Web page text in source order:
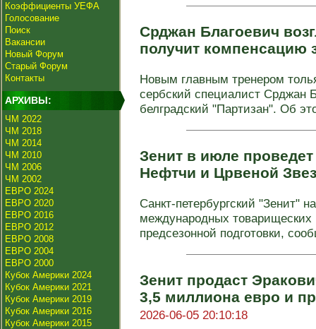
Коэффициенты УЕФА
Голосование
Поиск
Вакансии
Новый Форум
Старый Форум
Контакты
АРХИВЫ:
ЧМ 2022
ЧМ 2018
ЧМ 2014
ЧМ 2010
ЧМ 2006
ЧМ 2002
ЕВРО 2024
ЕВРО 2020
ЕВРО 2016
ЕВРО 2012
ЕВРО 2008
ЕВРО 2004
ЕВРО 2000
Кубок Америки 2024
Кубок Америки 2021
Кубок Америки 2019
Кубок Америки 2016
Кубок Америки 2015
Срджан Благоевич
получит компенсацию
Новым главным тренером
сербский специалист Срджан
белградский "Партизан". Об
Зенит в июле
Нефтчи и Црвеной
Санкт-петербургский "Зенит"
международных товарищеских
предсезонной подготовки,
Зенит продаст
3,5 миллиона евро и
2026-06-05 20:10:18